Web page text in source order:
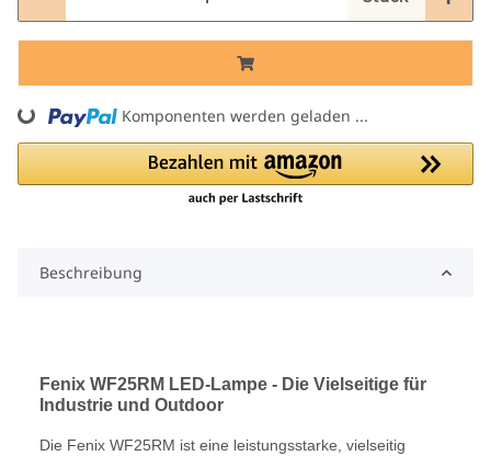
Komponenten werden geladen ...
Beschreibung
Fenix WF25RM LED-Lampe - Die Vielseitige für
Industrie und Outdoor
Die Fenix WF25RM ist eine leistungsstarke, vielseitig